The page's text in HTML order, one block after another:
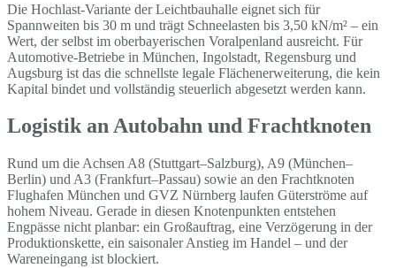
Die Hochlast-Variante der Leichtbauhalle eignet sich für
Spannweiten bis 30 m und trägt Schneelasten bis 3,50 kN/m² – ein
Wert, der selbst im oberbayerischen Voralpenland ausreicht. Für
Automotive-Betriebe in München, Ingolstadt, Regensburg und
Augsburg ist das die schnellste legale Flächenerweiterung, die kein
Kapital bindet und vollständig steuerlich abgesetzt werden kann.
Logistik an Autobahn und Frachtknoten
Rund um die Achsen A8 (Stuttgart–Salzburg), A9 (München–
Berlin) und A3 (Frankfurt–Passau) sowie an den Frachtknoten
Flughafen München und GVZ Nürnberg laufen Güterströme auf
hohem Niveau. Gerade in diesen Knotenpunkten entstehen
Engpässe nicht planbar: ein Großauftrag, eine Verzögerung in der
Produktionskette, ein saisonaler Anstieg im Handel – und der
Wareneingang ist blockiert.